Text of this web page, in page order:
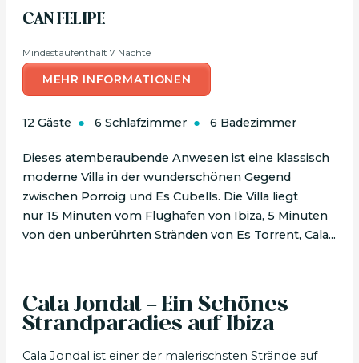
CAN FELIPE
Mindestaufenthalt 7 Nächte
MEHR INFORMATIONEN
12 Gäste 6 Schlafzimmer 6 Badezimmer
Dieses atemberaubende Anwesen ist eine klassisch
moderne Villa in der wunderschönen Gegend
zwischen Porroig und Es Cubells. Die Villa liegt
nur 15 Minuten vom Flughafen von Ibiza, 5 Minuten
von den unberührten Stränden von Es Torrent, Cala...
Cala Jondal - Ein Schönes
Strandparadies auf Ibiza
Cala Jondal ist einer der malerischsten Strände auf